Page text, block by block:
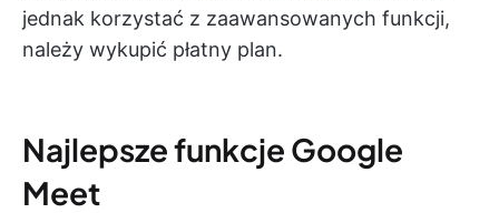
jednak korzystać z zaawansowanych funkcji,
należy wykupić płatny plan.
Najlepsze funkcje Google
Meet